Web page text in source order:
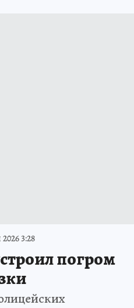
3:28
погром